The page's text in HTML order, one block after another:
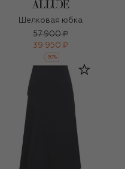
Шелковая юбка
57 900 ₽
39 950 ₽
-30%